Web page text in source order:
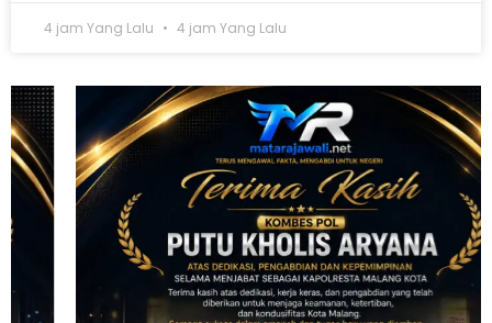
4 jam Yang Lalu 4 jam Yang Lalu